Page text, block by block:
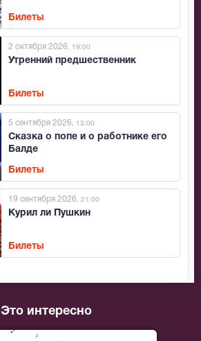
Билеты
Утренний предшественник
2 октября 2026 , 19:00
Билеты
Сказка о попе и о работнике его
Балде
5 сентября 2026 , 13:00
Билеты
Курил ли Пушкин
19 сентября 2026 , 21:00
Билеты
Это интересно